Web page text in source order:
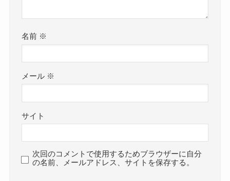
名前 ※
メール ※
サイト
次回のコメントで使用するためブラウザーに自分
の名前、メールアドレス、サイトを保存する。